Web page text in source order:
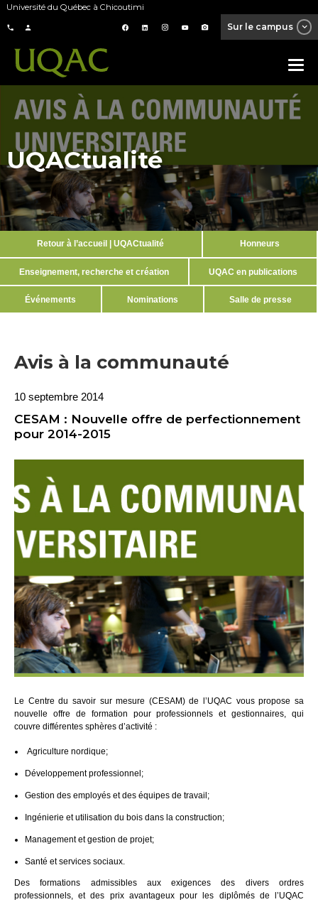
Université du Québec à Chicoutimi
Sur le campus
UQACtualité
Retour à l’accueil | UQACtualité Honneurs
Enseignement, recherche et création UQAC en publications
Événements Nominations Salle de presse
Avis à la communauté
10 septembre 2014
CESAM : Nouvelle offre de perfectionnement
pour 2014-2015
Le Centre du savoir sur mesure (CESAM) de l’UQAC vous propose sa
nouvelle offre de formation pour professionnels et gestionnaires, qui
couvre différentes sphères d’activité :
Agriculture nordique;
Développement professionnel;
Gestion des employés et des équipes de travail;
Ingénierie et utilisation du bois dans la construction;
Management et gestion de projet;
Santé et services sociaux.
Des formations admissibles aux exigences des divers ordres
professionnels, et des prix avantageux pour les diplômés de l’UQAC